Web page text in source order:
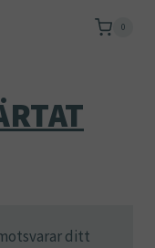
0
ditt